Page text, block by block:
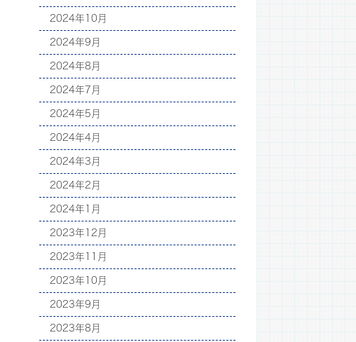
2024年10月
2024年9月
2024年8月
2024年7月
2024年5月
2024年4月
2024年3月
2024年2月
2024年1月
2023年12月
2023年11月
2023年10月
2023年9月
2023年8月